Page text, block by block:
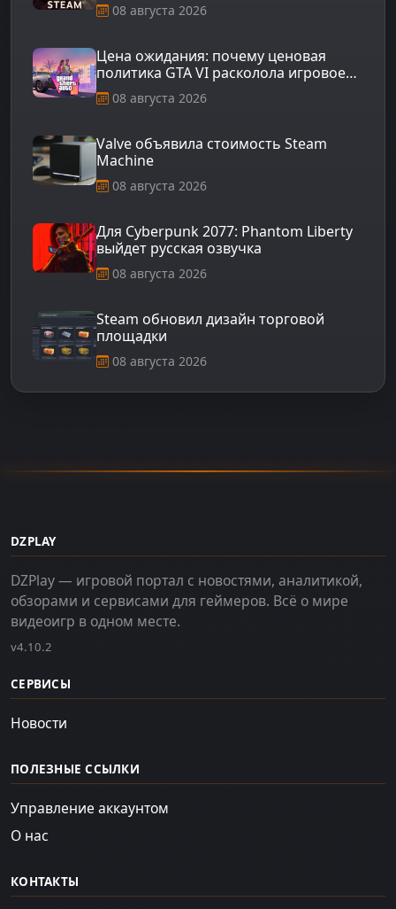
08 августа 2026
Цена ожидания: почему ценовая
политика GTA VI расколола игровое
сообщество
08 августа 2026
Valve объявила стоимость Steam
Machine
08 августа 2026
Для Cyberpunk 2077: Phantom Liberty
выйдет русская озвучка
08 августа 2026
Steam обновил дизайн торговой
площадки
08 августа 2026
DZPLAY
DZPlay — игровой портал с новостями, аналитикой,
обзорами и сервисами для геймеров. Всё о мире
видеоигр в одном месте.
v4.10.2
СЕРВИСЫ
Новости
ПОЛЕЗНЫЕ ССЫЛКИ
Управление аккаунтом
О нас
КОНТАКТЫ